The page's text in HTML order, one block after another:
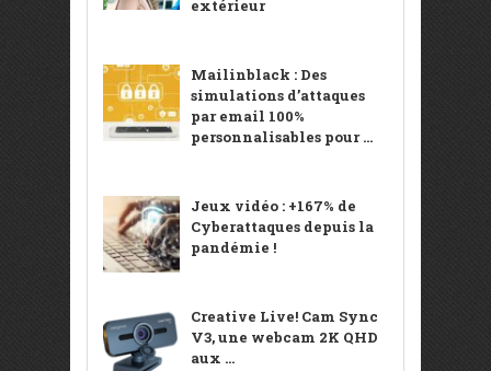
extérieur
Mailinblack : Des
simulations d’attaques
par email 100%
personnalisables pour ...
Jeux vidéo : +167% de
Cyberattaques depuis la
pandémie !
Creative Live! Cam Sync
V3, une webcam 2K QHD
aux ...